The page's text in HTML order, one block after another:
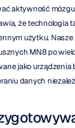
aktywność
że technologia
użytku.
MN8 po
jako
danych